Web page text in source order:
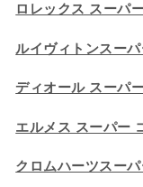
ロレックス スーパ
ルイヴィトンスー
ディオール スーパ
エルメス スーパー
クロムハーツスー